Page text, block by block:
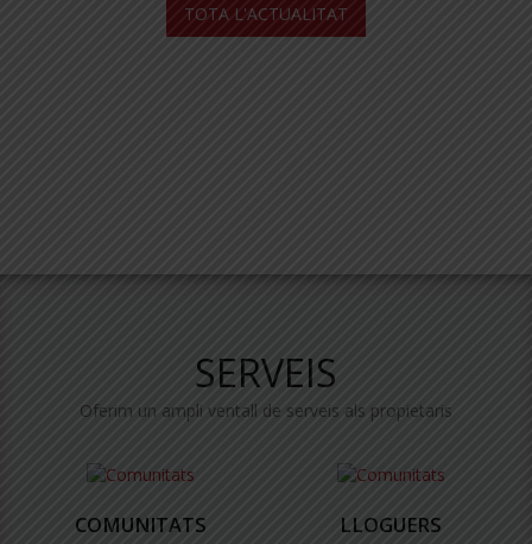
TOTA L'ACTUALITAT
SERVEIS
Oferim un ampli ventall de serveis als propietaris
COMUNITATS LLOGUERS